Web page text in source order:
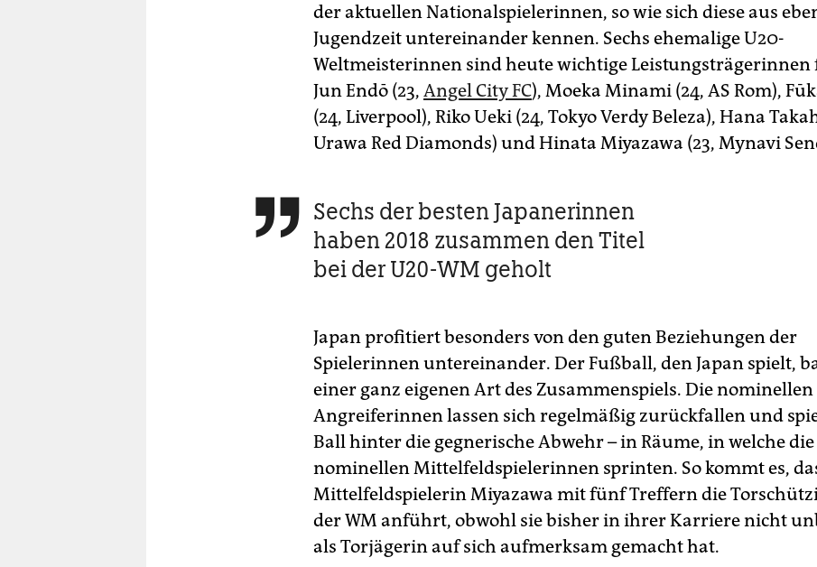
der aktuellen Nationalspielerinnen, so wie sich diese aus
Jugendzeit untereinander kennen. Sechs ehemalige U20-
Weltmeisterinnen sind heute wichtige Leistungsträgerinnen
Jun Endō (23, Angel City FC), Moeka Minami (24, AS Rom),
(24, Liverpool), Riko Ueki (24, Tokyo Verdy Beleza), Hana
Urawa Red Diamonds) und Hinata Miyazawa (23, Mynavi
 Sechs der besten Japanerinnen
haben 2018 zusammen den Titel
bei der U20-WM geholt
Japan profitiert besonders von den guten Beziehungen der
Spielerinnen untereinander. Der Fußball, den Japan spielt,
einer ganz eigenen Art des Zusammenspiels. Die nominellen
Angreiferinnen lassen sich regelmäßig zurückfallen und
Ball hinter die gegnerische Abwehr – in Räume, in welche die
nominellen Mittelfeldspielerinnen sprinten. So kommt es,
Mittelfeldspielerin Miyazawa mit fünf Treffern die
der WM anführt, obwohl sie bisher in ihrer Karriere nicht
als Torjägerin auf sich aufmerksam gemacht hat.